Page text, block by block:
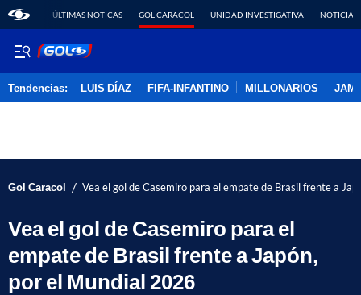
ÚLTIMAS NOTICAS GOL CARACOL UNIDAD INVESTIGATIVA NOTICIAS
Tendencias: LUIS DÍAZ FIFA-INFANTINO MILLONARIOS
Gol Caracol / Vea el gol de Casemiro para el empate de Brasil frente a
Vea el gol de Casemiro para el
empate de Brasil frente a Japón,
por el Mundial 2026